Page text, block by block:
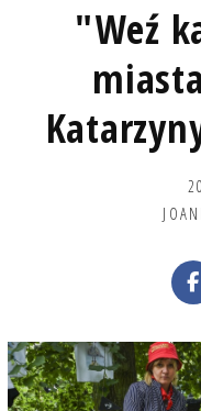
"Weź